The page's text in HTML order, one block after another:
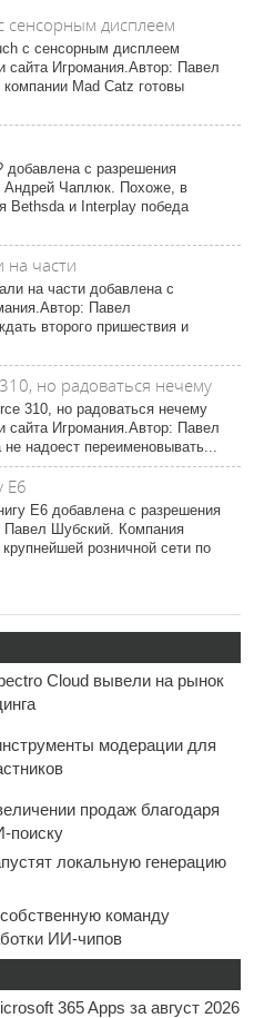
сенсорным дисплеем
с сенсорным дисплеем
сайта Игромания.Автор: Павел
Mad Catz готовы
добавлена с разрешения
Андрей Чаплюк. Похоже, в
Bethsda и Interplay победа
на части
на части добавлена с
Павел
второго пришествия и
но радоваться нечему
310, но радоваться нечему
сайта Игромания.Автор: Павел
надоест переименовывать...
Е6
Е6 добавлена с разрешения
Павел Шубский. Компания
розничной сети по
Cloud вывели на рынок
модерации для
продаж благодаря
поиску
локальную генерацию
команду
ИИ-чипов
365 Apps за август 2026